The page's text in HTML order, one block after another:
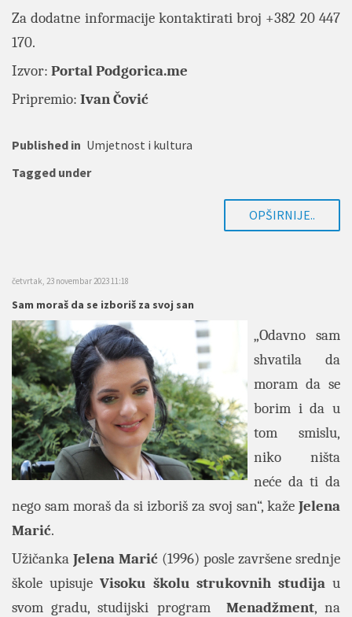
Za dodatne informacije kontaktirati broj +382 20 447
170.
Izvor: PortalPodgorica.me
Pripremio: Ivan Čović
Published in Umjetnost i kultura
Tagged under
OPŠIRNIJE..
četvrtak, 23 novembar 2023 11:18
Sam moraš da se izboriš za svoj san
„Odavno sam
shvatila da
moram da se
borim i da u
tom smislu,
niko ništa
neće da ti da
nego sam moraš da si izboriš za svoj san“, kaže Jelena
Marić.
Užičanka Jelena Marić (1996) posle završene srednje
škole upisuje Visoku školu strukovnih studija u
svom gradu, studijski program Menadžment, na